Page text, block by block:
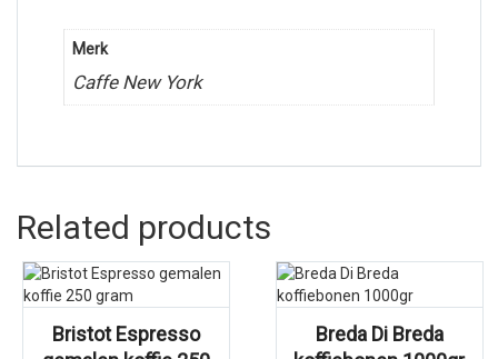
Merk
Caffe New York
Related products
Bristot Espresso
Breda Di Breda